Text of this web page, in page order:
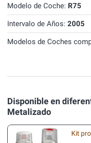
Modelo de Coche: R75
Intervalo de Años: 2005
Modelos de Coches
Disponible en
Metalizado
Kit